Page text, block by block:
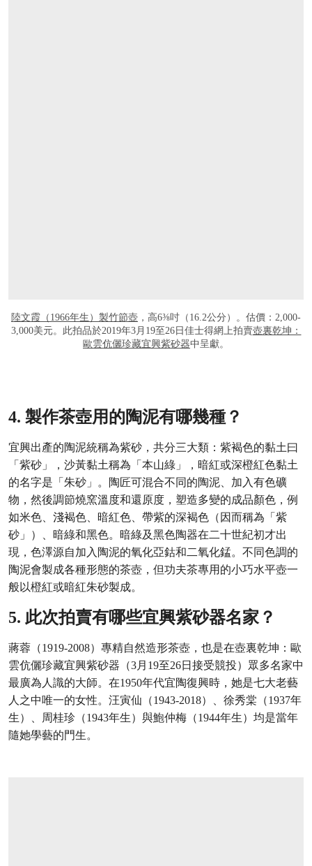
陸文霞（1966年生）製竹節壺 ，高6⅜吋（16.2公分）。估價：2,000-
3,000美元。此拍品於2019年3月19至26日佳士得網上拍賣壺裏乾坤：
歐雲伉儷珍藏宜興紫砂器中呈獻。
4. 製作茶壺用的陶泥有哪幾種？
宜興出產的陶泥統稱為紫砂，共分三大類：紫褐色的黏土曰
「紫砂」，沙黃黏土稱為「本山綠」，暗紅或深橙紅色黏土
的名字是「朱砂」。陶匠可混合不同的陶泥、加入有色礦
物，然後調節燒窯溫度和還原度，塑造多變的成品顏色，例
如米色、淺褐色、暗紅色、帶紫的深褐色（因而稱為「紫
砂」）、暗綠和黑色。暗綠及黑色陶器在二十世紀初才出
現，色澤源自加入陶泥的氧化亞鈷和二氧化錳。不同色調的
陶泥會製成各種形態的茶壺，但功夫茶專用的小巧水平壺一
般以橙紅或暗紅朱砂製成。
5. 此次拍賣有哪些宜興紫砂器名家？
蔣蓉 （1919-2008）專精自然造形茶壺，也是在壺裏乾坤：歐
雲伉儷珍藏宜興紫砂器（3月19至26日接受競投）眾多名家中
最廣為人識的大師。在1950年代宜陶復興時，她是七大老藝
人之中唯一的女性。 汪寅仙 （1943-2018）、 徐秀棠 （1937年
生）、
周桂珍 （1943年生）與鮑仲梅 （1944年生）均是當年
隨她學藝的門生。